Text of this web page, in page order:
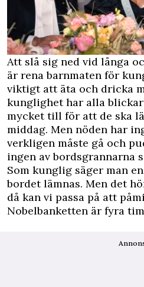
Att slå sig ned vid långa
är rena barnmaten för
viktigt att äta och dricka
kunglighet har alla
mycket till för att de ska
middag. Men nöden har
verkligen måste gå och
ingen av bordsgrannarna
Som kunglig säger man
bordet lämnas. Men det
då kan vi passa på att
Nobelbanketten är fyra